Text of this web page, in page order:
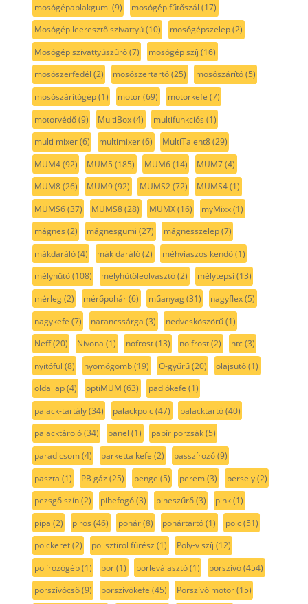
mosógépablakgumi (9) mosógép fűtőszál (17)
Mosógép leeresztő szivattyú(10) mosógépszelep(2)
Mosógép szivattyúszűrő(7) mosógép szíj (16)
mosószerfedél (2) mosószertartó(25) mosószárító(5)
mosószárítógép(1) motor(69) motorkefe (7)
motorvédő(9) MultiBox(4) multifunkciós (1)
multi mixer(6) multimixer(6) MultiTalent8(29)
MUM4(92) MUM5 (185) MUM6(14) MUM7(4)
MUM8(26) MUM9(92) MUMS2(72) MUMS4(1)
MUMS6(37) MUMS8(28) MUMX(16) myMixx(1)
mágnes (2) mágnesgumi (27) mágnesszelep(7)
mákdaráló(4) mák daráló(2) méhviaszos kendő(1)
mélyhűtő(108) mélyhűtőleolvasztó(2) mélytepsi (13)
mérleg(2) mérőpohár(6) műanyag(31) nagyflex(5)
nagykefe (7) narancssárga (3) nedvesköszörű(1)
Neff(20) Nivona (1) nofrost(13) no frost(2) ntc(3)
nyitófül (8) nyomógomb(19) O-gyűrű(20) olajsütő(1)
oldallap(4) optiMUM (63) padlókefe (1)
palack-tartály(34) palackpolc(47) palacktartó(40)
palacktároló(34) panel (1) papír porzsák(5)
paradicsom(4) parketta kefe (2) passzírozó(9)
paszta (1) PB gáz (25) penge (5) perem(3) persely(2)
pezsgő szín(2) pihefogó(3) piheszűrő(3) pink(1)
pipa (2) piros (46) pohár(8) pohártartó(1) polc(51)
polckeret(2) polisztirol fűrész (1) Poly-v szíj (12)
polírozógép(1) por(1) porleválasztó(1) porszívó(454)
porszívócső(9) porszívókefe (45) Porszívó motor(15)